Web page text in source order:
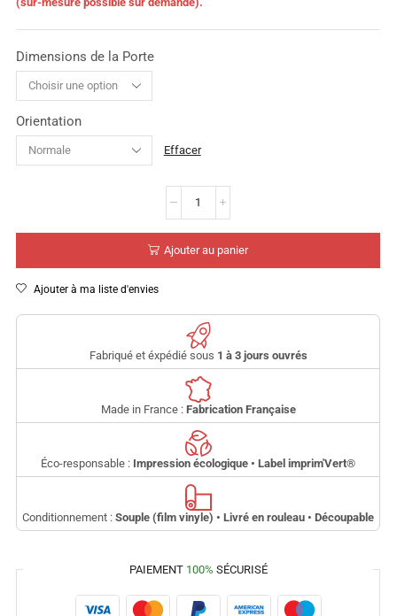
Dimensions de la Porte
Orientation
Effacer
Ajouter au panier
Ajouter à ma liste d'envies
Fabriqué et éxpédié sous 1 à 3 jours ouvrés
Made in France : Fabrication Française
Éco-responsable : Impression écologique • Label imprim'Vert®
Conditionnement : Souple (film vinyle) • Livré en rouleau • Découpable
PAIEMENT 100% SÉCURISÉ